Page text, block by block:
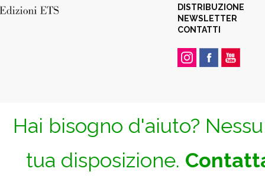
DISTRIBUZIONE
NEWSLETTER
CONTATTI
Hai bisogno d'aiuto?
tua disposizione.